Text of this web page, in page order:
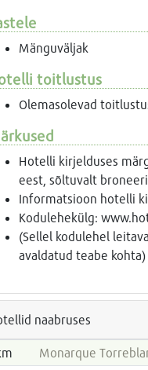
Mänguväljak
toitlustus
Olemasolevad
Hotelli kirjelduses
eest, sõltuvalt
Informatsioon hotelli
Kodulehekülg:
(Sellel kodulehel
avaldatud teabe kohta)
naabruses
Monarque